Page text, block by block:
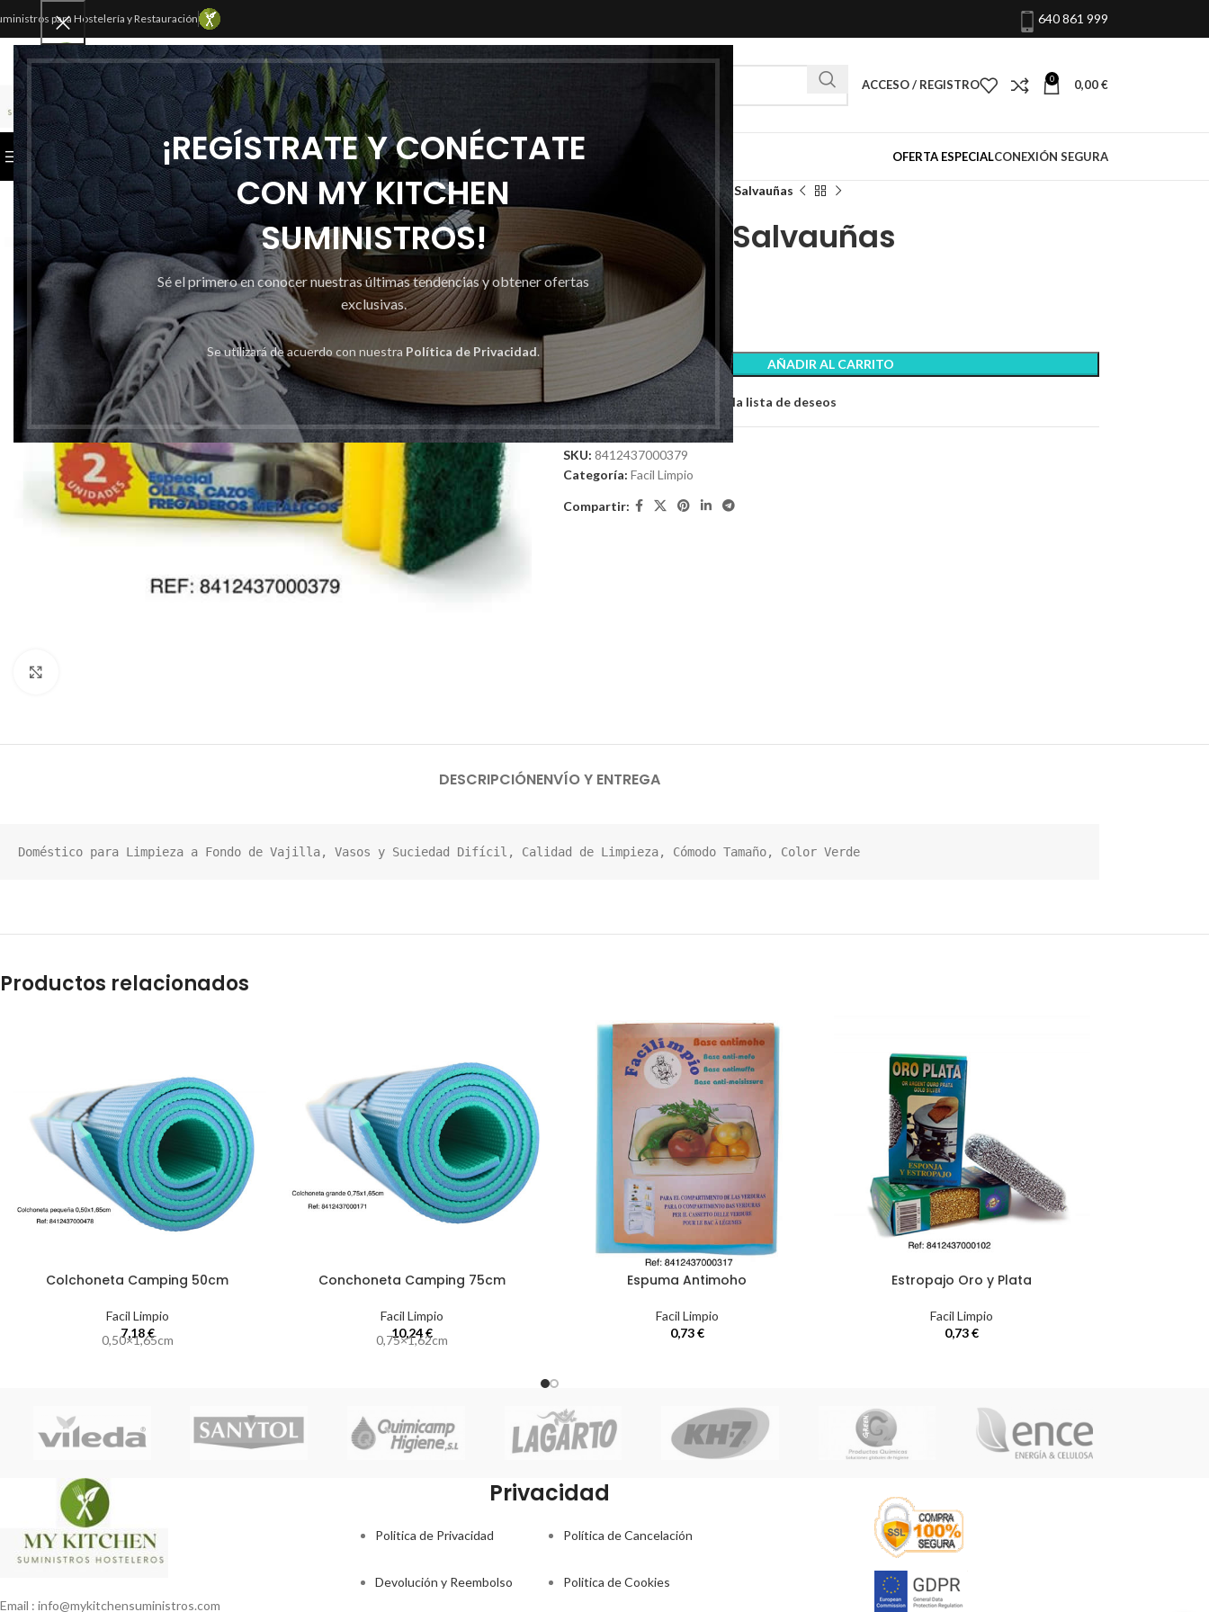
¡REGÍSTRATE Y CONÉCTATE
CON MY KITCHEN
SUMINISTROS!
Sé el primero en conocer nuestras últimas tendencias y obtener ofertas
exclusivas.
Se utilizará de acuerdo con nuestra Política de Privacidad.
para Hostelería y Restauración 640 861 999
SELECCIONAR CATEGORÍA
ACCESO / REGISTRO 0 0,00€
CATEGORÍAS INICIOTIENDACONTACTAR OFERTA ESPECIALCONEXIÓN SEGURA
Estropajos Salvauñas
Estropajos Salvauñas
0,71 €
AÑADIR AL CARRITO
Comparar Añadir a la lista de deseos
SKU: 8412437000379
Categoría: Facil Limpio
Compartir:
DESCRIPCIÓNENVÍO Y ENTREGA
Doméstico para Limpieza a Fondo de Vajilla, Vasos y Suciedad Difícil, Calidad de Limpieza, Cómodo Tamaño, Color Verde
Productos relacionados
Colchoneta Camping 50cm
Facil Limpio
7,18€
0,50×1,65cm
Conchoneta Camping 75cm
Facil Limpio
10,24€
0,75×1,62cm
Espuma Antimoho
Facil Limpio
0,73€
Estropajo Oro y Plata
Facil Limpio
0,73€
Email : info@mykitchensuministros.com
Privacidad
Politica de Privacidad
Devolución y Reembolso
Política de Cancelación
Politica de Cookies